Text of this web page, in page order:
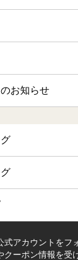
お知らせ
式アカウントをフ
クーポン情報を受